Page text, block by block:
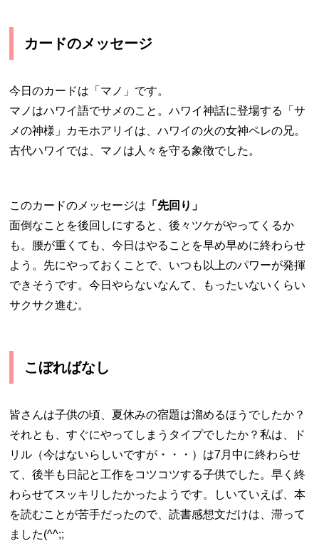
カードのメッセージ
今日のカードは「マノ」です。
マノはハワイ語でサメのこと。ハワイ神話に登場する「サ
メの神様」カモホアリイは、ハワイの火の女神ペレの兄。
古代ハワイでは、マノは人々を守る象徴でした。
このカードのメッセージは 「先回り」
面倒なことを後回しにすると、後々ツケがやってくるか
も。腰が重くても、今日はやることを早め早めに終わらせ
よう。先にやっておくことで、いつも以上のパワーが発揮
できそうです。今日やらないなんて、もったいないくらい
サクサク進む。
こぼればなし
皆さんは子供の頃、夏休みの宿題は溜めるほうでしたか？
それとも、すぐにやってしまうタイプでしたか？私は、ド
リル（今はないらしいですが・・・）は7月中に終わらせ
て、後半も日記と工作をコツコツする子供でした。早く終
わらせてスッキリしたかったようです。しいていえば、本
を読むことが苦手だったので、読書感想文だけは、滞って
ました(^^;;